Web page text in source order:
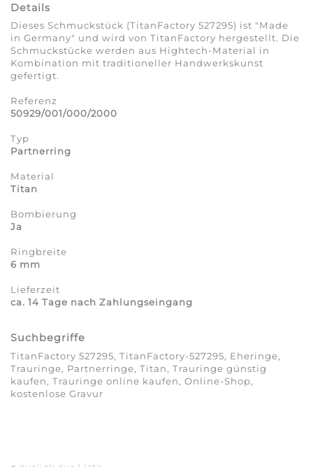
Details
Dieses Schmuckstück (TitanFactory 527295) ist "Made
in Germany" und wird von TitanFactory hergestellt. Die
Schmuckstücke werden aus Hightech-Material in
Kombination mit traditioneller Handwerkskunst
gefertigt.
Referenz
50929/001/000/2000
Typ
Partnerring
Material
Titan
Bombierung
Ja
Ringbreite
6 mm
Lieferzeit
ca. 14 Tage nach Zahlungseingang
Suchbegriffe
TitanFactory 527295, TitanFactory-527295, Eheringe,
Trauringe, Partnerringe, Titan, Trauringe günstig
kaufen, Trauringe online kaufen, Online-Shop,
kostenlose Gravur